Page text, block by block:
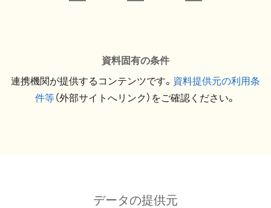
資料固有の条件
連携機関が提供するコンテンツです。 資料提供元の利用条
件等（外部サイトへリンク）をご確認ください。
データの提供元